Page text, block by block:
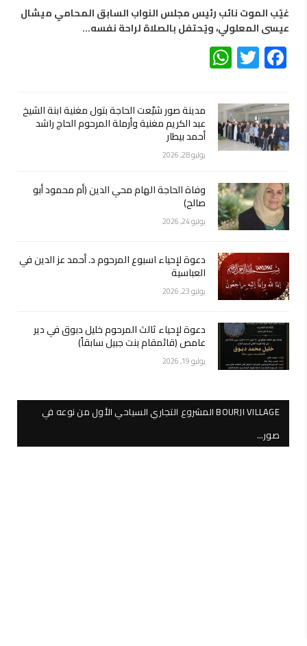
غيّب الموت نائب رئيس مجلس النواب السابق المحامي ميشال
عيسى المعلولي، ويُحتفل بالصلاة لراحة نفسه…
Facebook
Twitter
مدينة صور شيّعت الحاجة بتول مغنية ابنة الشيخ
عبد الكريم مغنية وأرملة المرحوم الحاج راشد
أحمد بيطار
يوليو 28, 2026
وفاة الحاجة الهام محي الدين (أم محمود أبو
صالح)
يوليو 24, 2026
دعوة لإحياء اسبوع المرحوم د. أحمد عز الدين في
العباسية
يوليو 23, 2026
دعوة لإحياء ثالث المرحوم خليل دبوق في دير
عامص (قائمقام بنت جبيل سابقاً)
يوليو 19, 2026
BOURJI VILLAGE المشروع التجاري السياحي الأول من نوعه في
صور…